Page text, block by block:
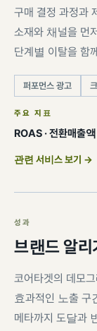
구매 결정 과정과
소재와 채널을 먼
단계별 이탈을 함
퍼포먼스 광고
주요 지표
ROAS · 전환매출
관련 서비스 보기 →
성과
브랜드 알리
코어타겟의 데모
효과적인 노출 구
메타까지 도달과